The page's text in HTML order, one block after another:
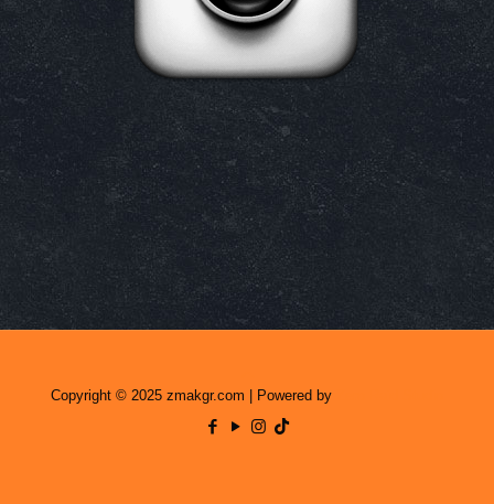
Copyright © 2025 zmakgr.com | Powered by